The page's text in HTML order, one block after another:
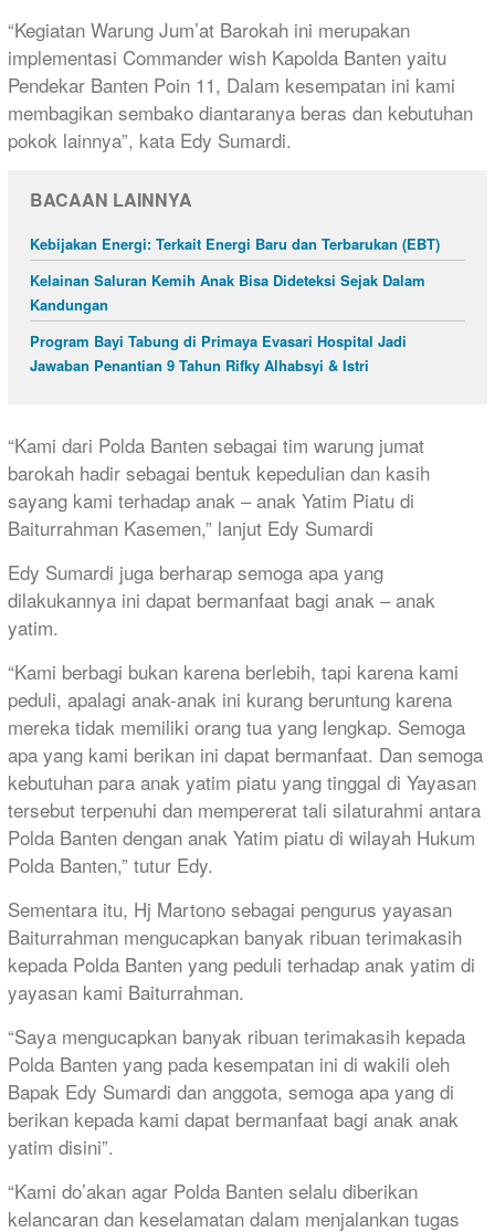
“Kegiatan Warung Jum’at Barokah ini merupakan
implementasi Commander wish Kapolda Banten yaitu
Pendekar Banten Poin 11, Dalam kesempatan ini kami
membagikan sembako diantaranya beras dan kebutuhan
pokok lainnya”, kata Edy Sumardi.
BACAAN LAINNYA
Kebijakan Energi: Terkait Energi Baru dan Terbarukan (EBT)
Kelainan Saluran Kemih Anak Bisa Dideteksi Sejak Dalam
Kandungan
Program Bayi Tabung di Primaya Evasari Hospital Jadi
Jawaban Penantian 9 Tahun Rifky Alhabsyi & Istri
“Kami dari Polda Banten sebagai tim warung jumat
barokah hadir sebagai bentuk kepedulian dan kasih
sayang kami terhadap anak – anak Yatim Piatu di
Baiturrahman Kasemen,” lanjut Edy Sumardi
Edy Sumardi juga berharap semoga apa yang
dilakukannya ini dapat bermanfaat bagi anak – anak
yatim.
“Kami berbagi bukan karena berlebih, tapi karena kami
peduli, apalagi anak-anak ini kurang beruntung karena
mereka tidak memiliki orang tua yang lengkap. Semoga
apa yang kami berikan ini dapat bermanfaat. Dan semoga
kebutuhan para anak yatim piatu yang tinggal di Yayasan
tersebut terpenuhi dan mempererat tali silaturahmi antara
Polda Banten dengan anak Yatim piatu di wilayah Hukum
Polda Banten,” tutur Edy.
Sementara itu, Hj Martono sebagai pengurus yayasan
Baiturrahman mengucapkan banyak ribuan terimakasih
kepada Polda Banten yang peduli terhadap anak yatim di
yayasan kami Baiturrahman.
“Saya mengucapkan banyak ribuan terimakasih kepada
Polda Banten yang pada kesempatan ini di wakili oleh
Bapak Edy Sumardi dan anggota, semoga apa yang di
berikan kepada kami dapat bermanfaat bagi anak anak
yatim disini”.
“Kami do’akan agar Polda Banten selalu diberikan
kelancaran dan keselamatan dalam menjalankan tugas